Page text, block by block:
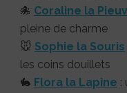
🐙 Coraline la
pleine de charme
🐭 Sophie la Souris
les coins douillets
🐇 Flora la Lapine :